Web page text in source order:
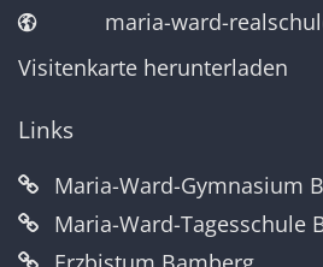
maria-ward-
Visitenkarte herunterladen
Links
Maria-Ward-Gymnasium
Maria-Ward-Tagesschule